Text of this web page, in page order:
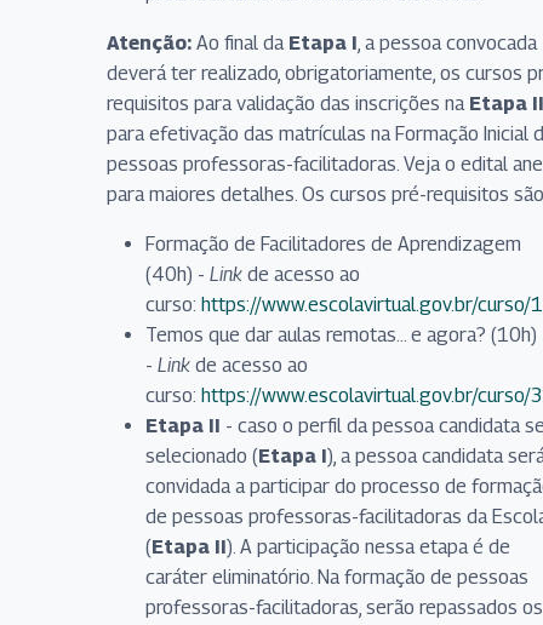
Atenção: Ao final da Etapa I, a pessoa convocada
deverá ter realizado, obrigatoriamente, os cursos
requisitos para validação das inscrições na Etapa II
para efetivação das matrículas na Formação Inicial
pessoas professoras-facilitadoras. Veja o edital
para maiores detalhes. Os cursos pré-requisitos
Formação de Facilitadores de Aprendizagem
(40h) - Link de acesso ao
curso: https://www.escolavirtual.gov.br/curso/
Temos que dar aulas remotas... e agora? (10h)
- Link de acesso ao
curso: https://www.escolavirtual.gov.br/curso/
Etapa II - caso o perfil da pessoa candidata
selecionado (Etapa I), a pessoa candidata
convidada a participar do processo de
de pessoas professoras-facilitadoras da
(Etapa II). A participação nessa etapa é de
caráter eliminatório. Na formação de pessoas
professoras-facilitadoras, serão repassados os